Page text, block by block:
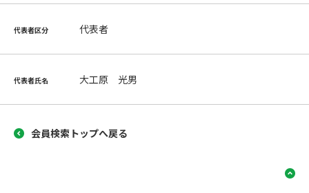
代表者区分 代表者
代表者氏名 大工原 光男
会員検索トップへ戻る